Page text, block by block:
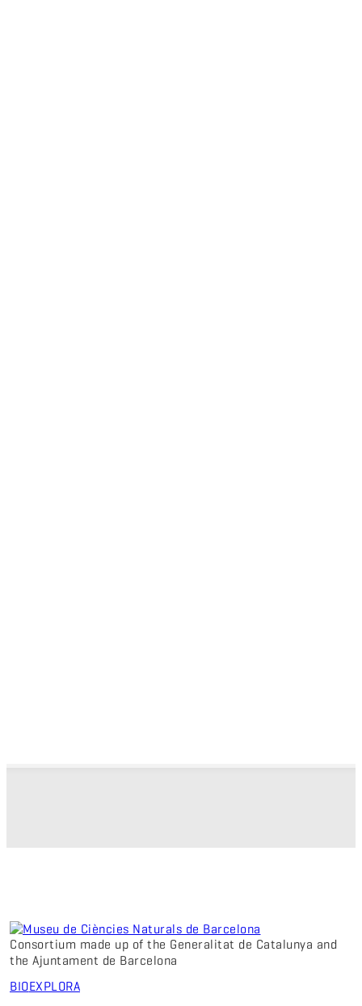
Consortium made up of the Generalitat de Catalunya and
the Ajuntament de Barcelona
BIOEXPLORA